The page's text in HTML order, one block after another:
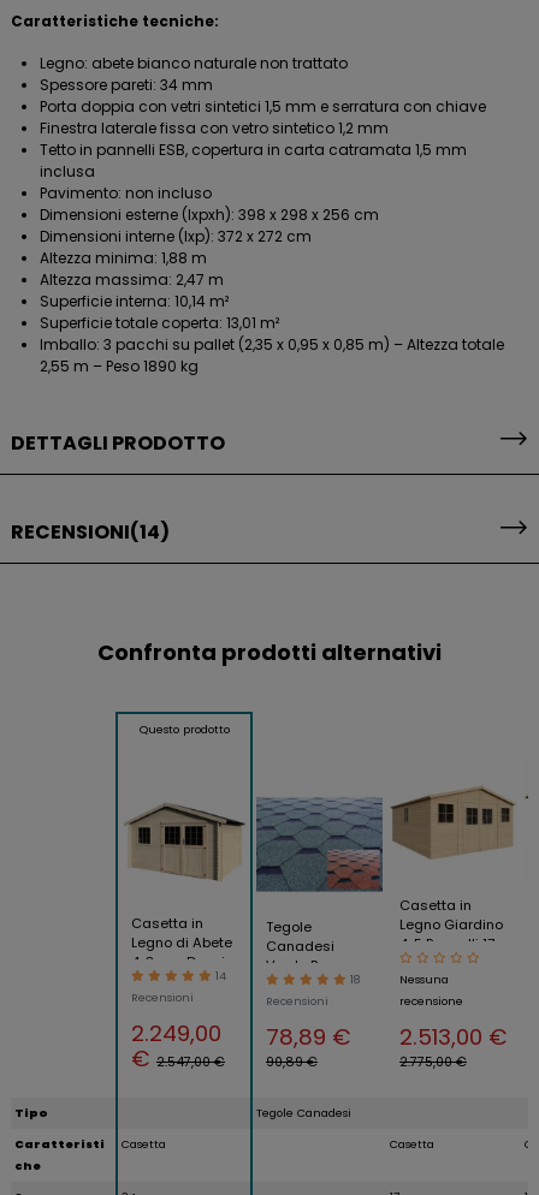
Caratteristiche tecniche:
Legno: abete bianco naturale non trattato
Spessore pareti: 34 mm
Porta doppia con vetri sintetici 1,5 mm e serratura con chiave
Finestra laterale fissa con vetro sintetico 1,2 mm
Tetto in pannelli ESB, copertura in carta catramata 1,5 mm
inclusa
Pavimento: non incluso
Dimensioni esterne (lxpxh): 398 x 298 x 256 cm
Dimensioni interne (lxp): 372 x 272 cm
Altezza minima: 1,88 m
Altezza massima: 2,47 m
Superficie interna: 10,14 m²
Superficie totale coperta: 13,01 m²
Imballo: 3 pacchi su pallet (2,35 x 0,95 x 0,85 m) – Altezza totale
2,55 m – Peso 1890 kg
DETTAGLI PRODOTTO
RECENSIONI(14)
Confronta prodotti alternativi
Questo prodotto
Casetta in
Legno di Abete
4x3 con Doppia
Porta
14
Recensioni
2.249,00
€ 2.547,00 €
Tegole
Canadesi
Verde Rosso
Bituminose per
Tetto Legno
Gazebo Pergole
18
Recensioni
78,89 €
90,89 €
Casetta in
Legno Giardino
4x5 Pannelli 17
mm Porte
Doppie con
Finestre
Nessuna
recensione
2.513,00 €
2.775,00 €
Tipo
Tegole Canadesi
Caratteristi
che
Casetta Casetta